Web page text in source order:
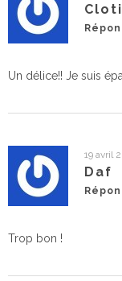
Un délice!! Je suis
19 avril
Daf
Trop bon !